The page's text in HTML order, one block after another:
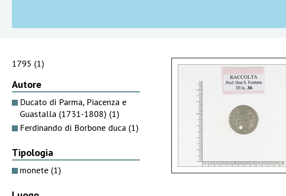
1795 (1)
Autore
Ducato di Parma, Piacenza e
Guastalla (1731-1808) (1)
Ferdinando di Borbone duca (1)
Tipologia
monete (1)